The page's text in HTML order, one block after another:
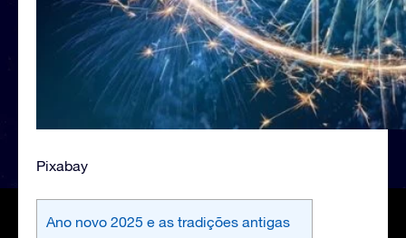
Pixabay
Ano novo 2025 e as tradições antigas